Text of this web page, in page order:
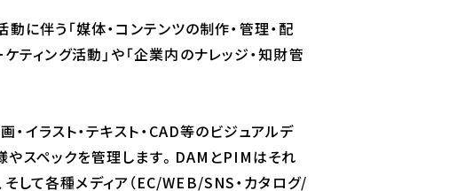
に伴う「媒体・コンテンツの制作・管理・配
ティング活動」や「企業内のナレッジ・知財管
イラスト・テキスト・CAD等のビジュアルデ
スペックを管理します。DAMとPIMはそれ
して各種メディア（EC/WEB/SNS・カタログ/